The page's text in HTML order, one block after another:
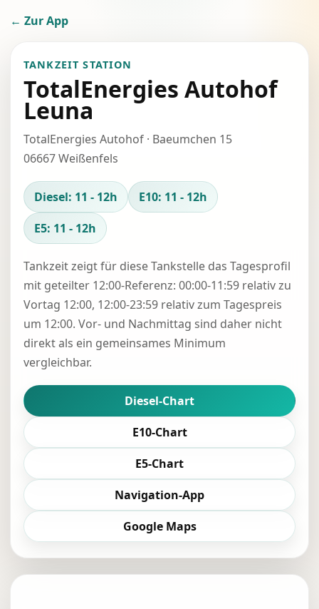
← Zur App
TANKZEIT STATION
TotalEnergies Autohof
Leuna
TotalEnergies Autohof · Baeumchen 15
06667 Weißenfels
Diesel: 11 - 12h
E10: 11 - 12h
E5: 11 - 12h
Tankzeit zeigt für diese Tankstelle das Tagesprofil
mit geteilter 12:00-Referenz: 00:00-11:59 relativ zu
Vortag 12:00, 12:00-23:59 relativ zum Tagespreis
um 12:00. Vor- und Nachmittag sind daher nicht
direkt als ein gemeinsames Minimum
vergleichbar.
Diesel-Chart
E10-Chart
E5-Chart
Navigation-App
Google Maps